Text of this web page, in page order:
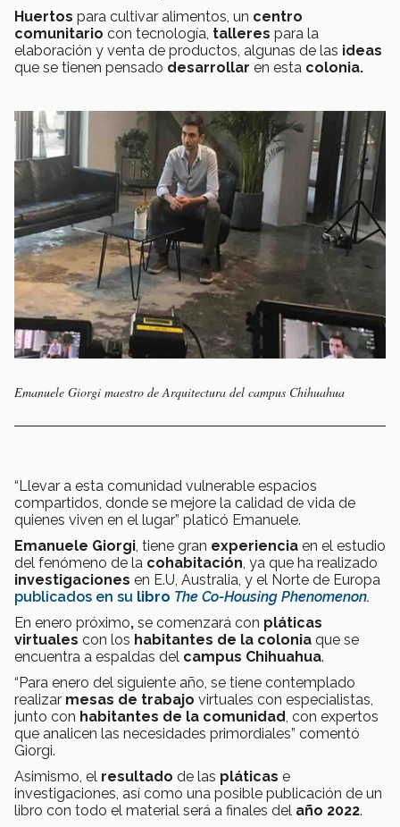
Huertos para cultivar alimentos, un centro
comunitario con tecnología, talleres para la
elaboración y venta de productos, algunas de las ideas
que se tienen pensado desarrollar en esta colonia.
Emanuele Giorgi maestro de Arquitectura del campus Chihuahua
“Llevar a esta comunidad vulnerable espacios
compartidos, donde se mejore la calidad de vida de
quienes viven en el lugar” platicó Emanuele.
Emanuele Giorgi, tiene gran experiencia en el estudio
del fenómeno de la cohabitación, ya que ha realizado
investigaciones en E.U, Australia, y el Norte de Europa
publicados en su libro The Co-Housing Phenomenon.
En enero próximo, se comenzará con pláticas
virtuales con los habitantes de la colonia que se
encuentra a espaldas del campus Chihuahua.
“Para enero del siguiente año, se tiene contemplado
realizar mesas de trabajo virtuales con especialistas,
junto con habitantes de la comunidad, con expertos
que analicen las necesidades primordiales” comentó
Giorgi.
Asimismo, el resultado de las pláticas e
investigaciones, así como una posible publicación de un
libro con todo el material será a finales del año 2022.